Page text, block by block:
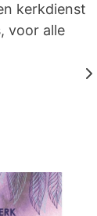
kerkdienst
voor alle